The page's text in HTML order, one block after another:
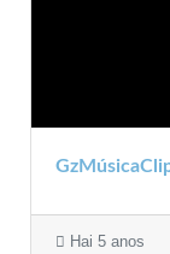
Hai 5 anos